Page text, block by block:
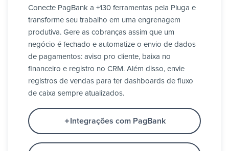
Conecte PagBank a +130 ferramentas pela Pluga e
transforme seu trabalho em uma engrenagem
produtiva. Gere as cobranças assim que um
negócio é fechado e automatize o envio de dados
de pagamentos: aviso pro cliente, baixa no
financeiro e registro no CRM. Além disso, envie
registros de vendas para ter dashboards de fluxo
de caixa sempre atualizados.
Integrações com PagBank